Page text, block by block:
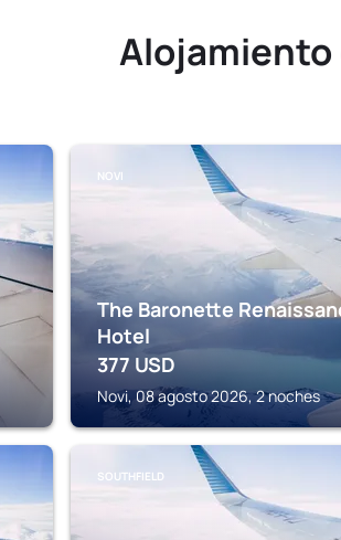
Alojamiento
NOVI
The Baronette
Hotel
377 USD
Novi, 08 agosto 2026, 2 noches
SOUTHFIELD